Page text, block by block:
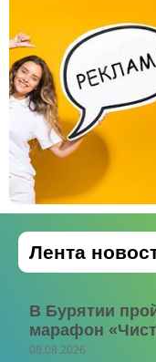
Лента
В Бурятии
марафон
08.08.2026